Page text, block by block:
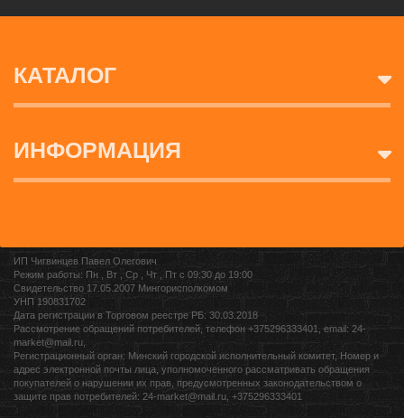
КАТАЛОГ
ИНФОРМАЦИЯ
ИП Чигвинцев Павел Олегович
Режим работы: Пн , Вт , Ср , Чт , Пт c 09:30 до 19:00
Свидетельство 17.05.2007 Мингорисполкомом
УНП 190831702
Дата регистрации в Торговом реестре РБ: 30.03.2018
Рассмотрение обращений потребителей, телефон +375296333401, email: 24-
market@mail.ru,
Регистрационный орган: Минский городской исполнительный комитет, Номер и
адрес электронной почты лица, уполномоченного рассматривать обращения
покупателей о нарушении их прав, предусмотренных законодательством о
защите прав потребителей: 24-market@mail.ru, +375296333401